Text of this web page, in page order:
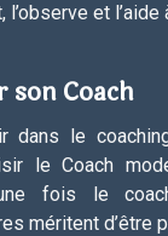
l’observe et
son Coach
dans le
le Coach
fois le
méritent d’être